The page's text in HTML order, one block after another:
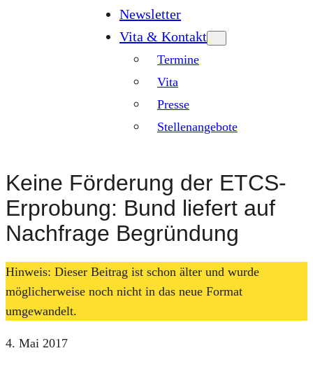
Newsletter
Vita & Kontakt
Termine
Vita
Presse
Stellenangebote
Keine Förderung der ETCS-
Erprobung: Bund liefert auf
Nachfrage Begründung
Hinweis: Dieser Beitrag ist schon älter und wurde
möglicherweise noch nicht in das neue Format
umgewandelt.
4. Mai 2017